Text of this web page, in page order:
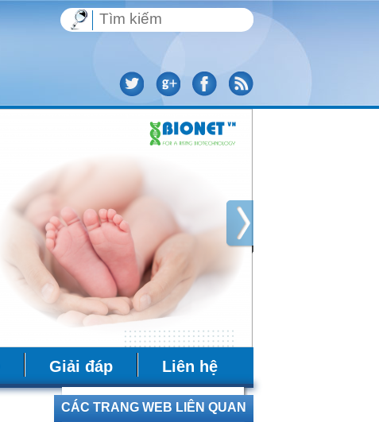
Giải đáp Liên hệ
CÁC TRANG WEB LIÊN QUAN